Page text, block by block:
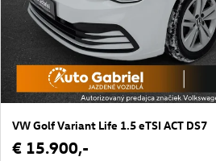
VW Golf Variant Life 1.5 eTSI ACT DS7
€ 15.900,-